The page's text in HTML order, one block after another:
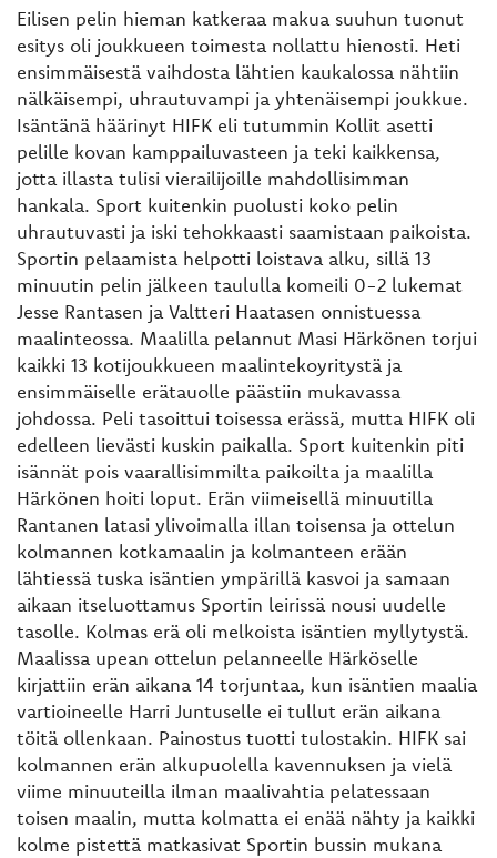
Eilisen pelin hieman katkeraa makua suuhun tuonut
esitys oli joukkueen toimesta nollattu hienosti. Heti
ensimmäisestä vaihdosta lähtien kaukalossa nähtiin
nälkäisempi, uhrautuvampi ja yhtenäisempi joukkue.
Isäntänä häärinyt HIFK eli tutummin Kollit asetti
pelille kovan kamppailuvasteen ja teki kaikkensa,
jotta illasta tulisi vierailijoille mahdollisimman
hankala. Sport kuitenkin puolusti koko pelin
uhrautuvasti ja iski tehokkaasti saamistaan paikoista.
Sportin pelaamista helpotti loistava alku, sillä 13
minuutin pelin jälkeen taululla komeili 0-2 lukemat
Jesse Rantasen ja Valtteri Haatasen onnistuessa
maalinteossa. Maalilla pelannut Masi Härkönen torjui
kaikki 13 kotijoukkueen maalintekoyritystä ja
ensimmäiselle erätauolle päästiin mukavassa
johdossa. Peli tasoittui toisessa erässä, mutta HIFK oli
edelleen lievästi kuskin paikalla. Sport kuitenkin piti
isännät pois vaarallisimmilta paikoilta ja maalilla
Härkönen hoiti loput. Erän viimeisellä minuutilla
Rantanen latasi ylivoimalla illan toisensa ja ottelun
kolmannen kotkamaalin ja kolmanteen erään
lähtiessä tuska isäntien ympärillä kasvoi ja samaan
aikaan itseluottamus Sportin leirissä nousi uudelle
tasolle. Kolmas erä oli melkoista isäntien myllytystä.
Maalissa upean ottelun pelanneelle Härköselle
kirjattiin erän aikana 14 torjuntaa, kun isäntien maalia
vartioineelle Harri Juntuselle ei tullut erän aikana
töitä ollenkaan. Painostus tuotti tulostakin. HIFK sai
kolmannen erän alkupuolella kavennuksen ja vielä
viime minuuteilla ilman maalivahtia pelatessaan
toisen maalin, mutta kolmatta ei enää nähty ja kaikki
kolme pistettä matkasivat Sportin bussin mukana